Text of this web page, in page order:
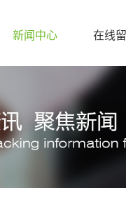
新闻中心 在线